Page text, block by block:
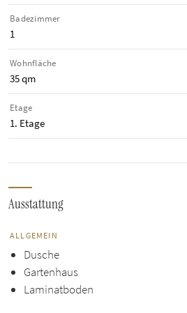
Badezimmer
1
Wohnfläche
35 qm
Etage
1. Etage
Ausstattung
ALLGEMEIN
Dusche
Gartenhaus
Laminatboden